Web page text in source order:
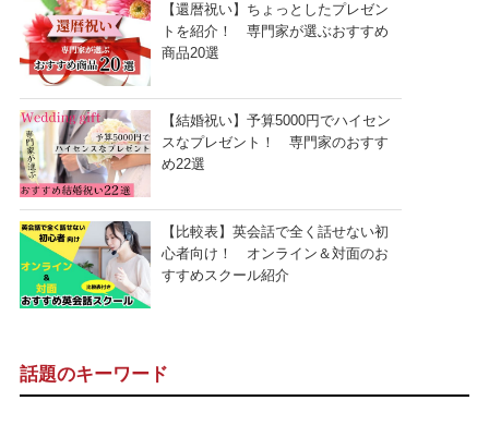
【還暦祝い】ちょっとしたプレゼン
トを紹介！ 専門家が選ぶおすすめ
商品20選
【結婚祝い】予算5000円でハイセン
スなプレゼント！ 専門家のおすす
め22選
【比較表】英会話で全く話せない初
心者向け！ オンライン＆対面のお
すすめスクール紹介
話題のキーワード